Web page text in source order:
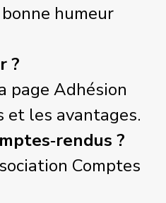
humeur
?
page Adhésion
et les avantages.
?
Comptes